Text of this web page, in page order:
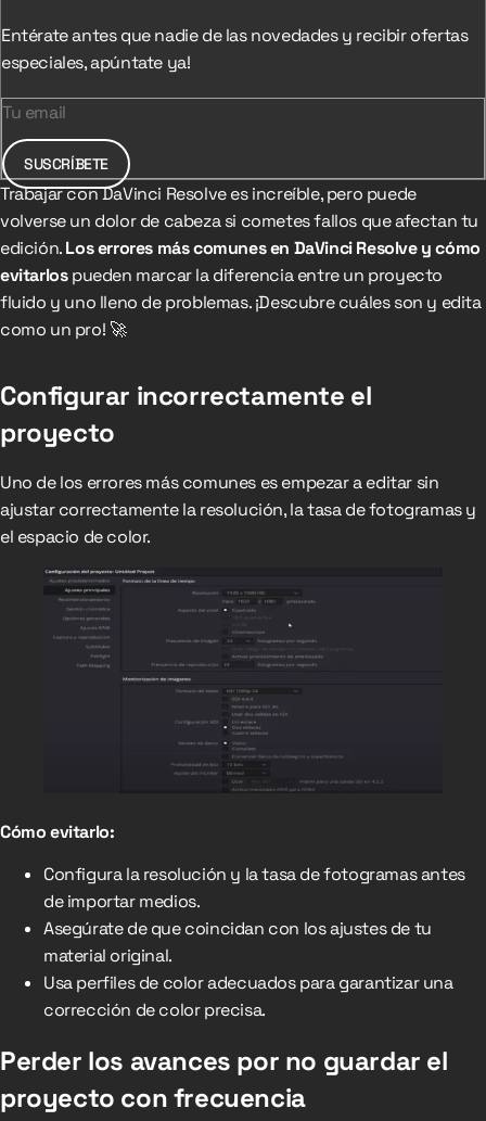
Entérate antes que nadie de las novedades y recibir ofertas
especiales, apúntate ya!
Tu email
SUSCRÍBETE
Trabajar con DaVinci Resolve es increíble, pero puede
volverse un dolor de cabeza si cometes fallos que afectan tu
edición.Los errores más comunes en DaVinci Resolve y cómo
evitarlospueden marcar la diferencia entre un proyecto
fluido y uno lleno de problemas. ¡Descubre cuáles son y edita
como un pro! 🚀
Configurar incorrectamente el
proyecto
Uno de los errores más comunes es empezar a editar sin
ajustar correctamente la resolución, la tasa de fotogramas y
el espacio de color.
Cómo evitarlo:
Configura la resolución y la tasa de fotogramas antes
de importar medios.
Asegúrate de que coincidan con los ajustes de tu
material original.
Usa perfiles de color adecuados para garantizar una
corrección de color precisa.
Perder los avances por no guardar el
proyecto con frecuencia